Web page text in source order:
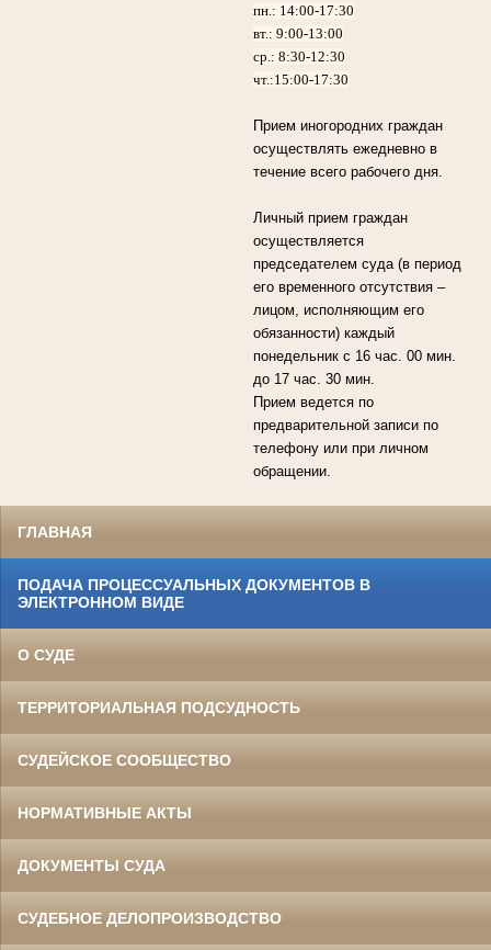
пн.: 14:00-17:30
вт.: 9:00-13:00
ср.: 8:30-12:30
чт.:15:00-17:30
Прием иногородних граждан
осуществлять ежедневно в
течение всего рабочего дня.
Личный прием граждан
осуществляется
председателем суда (в период
его временного отсутствия –
лицом, исполняющим его
обязанности) каждый
понедельник с 16 час. 00 мин.
до 17 час. 30 мин.
Прием ведется по
предварительной записи по
телефону или при личном
обращении.
ГЛАВНАЯ
ПОДАЧА ПРОЦЕССУАЛЬНЫХ ДОКУМЕНТОВ В
ЭЛЕКТРОННОМ ВИДЕ
О СУДЕ
ТЕРРИТОРИАЛЬНАЯ ПОДСУДНОСТЬ
СУДЕЙСКОЕ СООБЩЕСТВО
НОРМАТИВНЫЕ АКТЫ
ДОКУМЕНТЫ СУДА
СУДЕБНОЕ ДЕЛОПРОИЗВОДСТВО